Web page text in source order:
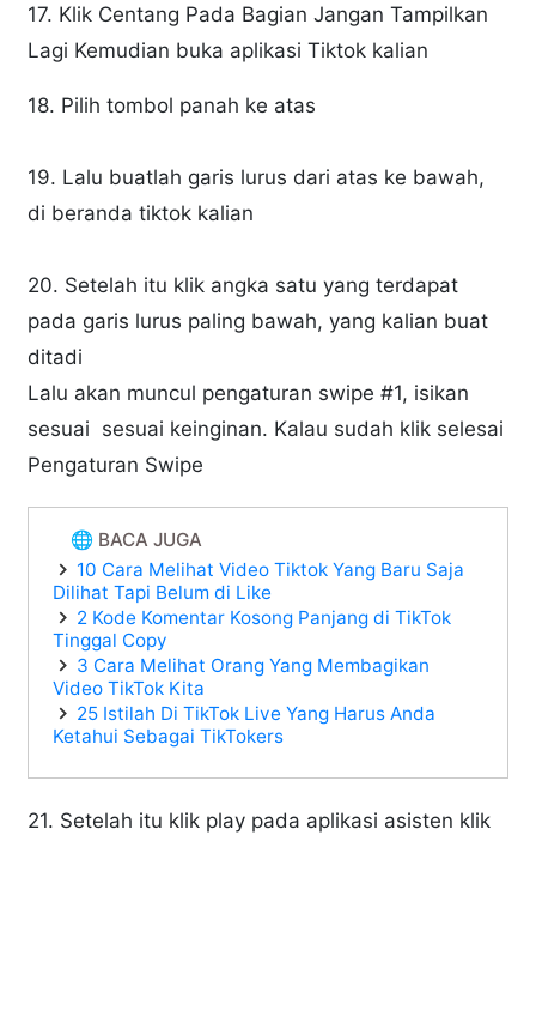
17. Klik Centang Pada Bagian Jangan Tampilkan
Lagi Kemudian buka aplikasi Tiktok kalian
18. Pilih tombol panah ke atas
19. Lalu buatlah garis lurus dari atas ke bawah,
di beranda tiktok kalian
20. Setelah itu klik angka satu yang terdapat
pada garis lurus paling bawah, yang kalian buat
ditadi
Lalu akan muncul pengaturan swipe #1, isikan
sesuai sesuai keinginan. Kalau sudah klik selesai
Pengaturan Swipe
🌐 BACA JUGA
10 Cara Melihat Video Tiktok Yang Baru Saja
Dilihat Tapi Belum di Like
2 Kode Komentar Kosong Panjang di TikTok
Tinggal Copy
3 Cara Melihat Orang Yang Membagikan
Video TikTok Kita
25 Istilah Di TikTok Live Yang Harus Anda
Ketahui Sebagai TikTokers
21. Setelah itu klik play pada aplikasi asisten klik